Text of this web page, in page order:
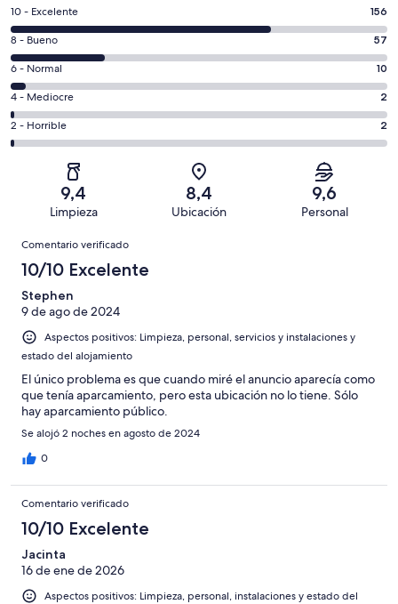
156
comentarios
de
un
total
de
227
con
puntuación
10 - Excelente 156
57
comentarios
de
un
total
de
227
puntuación
Bueno
8 - Bueno 57
10
comentarios
de
un
total
puntuación
Normal
6 - Normal 10
2
comentarios
de
una
puntuación
Mediocre
4 - Mediocre 2
2
comentarios
227
una
puntuación
de
2 - Horrible 2
9,4
Limpieza
8,4
Ubicación
9,6
Personal
Comentarios
Comentario verificado
10/10 Excelente
Stephen
9 de ago de 2024
Aspectos positivos: Limpieza, personal, servicios y instalaciones y
estado del alojamiento
El único problema es que cuando miré el anuncio aparecía como
que tenía aparcamiento, pero esta ubicación no lo tiene. Sólo
hay aparcamiento público.
Se alojó 2 noches en agosto de 2024
0
Comentario verificado
10/10 Excelente
Jacinta
16 de ene de 2026
Aspectos positivos: Limpieza, personal, instalaciones y estado del